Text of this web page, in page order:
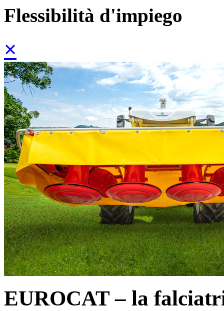
Flessibilità d'impiego
×
EUROCAT – la